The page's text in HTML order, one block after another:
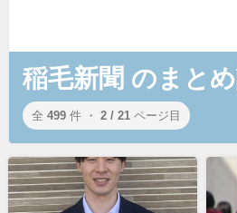
稲毛新聞 のまと
全 499 件 ・ 2 / 21 ページ目